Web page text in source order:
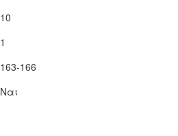
10
1
163-166
Ναι